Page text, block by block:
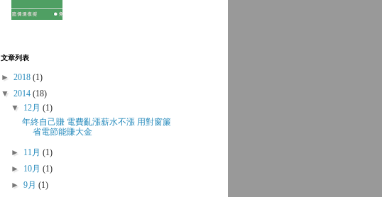
文章列表
► 2018 (1)
▼ 2014 (18)
▼ 12月(1)
年終自己賺 電費亂漲薪水不漲 用對窗簾
省電節能賺大金
► 11月(1)
► 10月(1)
►9月(1)